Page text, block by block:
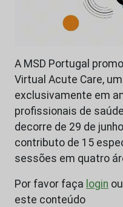
A MSD Portugal
Virtual Acute Care,
exclusivamente em
profissionais de
decorre de 29 de
contributo de 15
sessões em quatro
Por favor faça login ou
este conteúdo